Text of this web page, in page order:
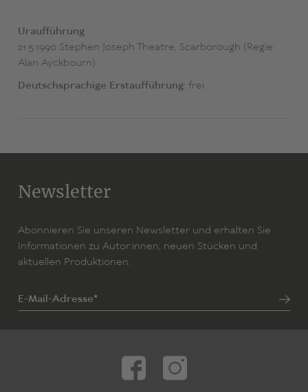
Uraufführung
21.5.1990 Stephen Joseph Theatre, Scarborough (Regie:
Alan Ayckbourn)
Deutschsprachige Erstaufführung: frei
Newsletter
Abonnieren Sie unseren Newsletter und erhalten Sie
Informationen zu Autor:innen, neuen Stücken und
aktuellen Produktionen.
E-Mail-Adresse*